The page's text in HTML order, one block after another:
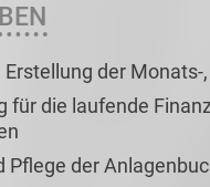
der
für die laufende
Pflege der